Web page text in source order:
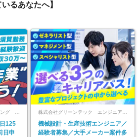
るあなたへ】
125
日申
機械設計・生産技術エンジニア／
経験者募集／大手メーカー案件多